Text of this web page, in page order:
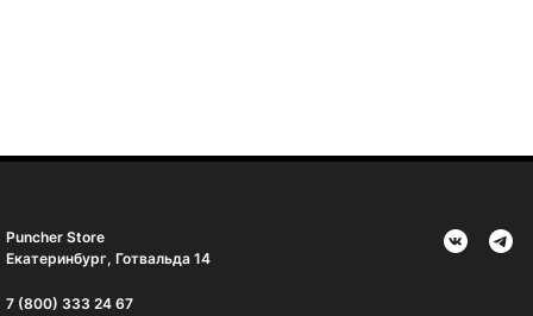
Puncher Store
Екатеринбург, Готвальда 14
7 (800) 333 24 67